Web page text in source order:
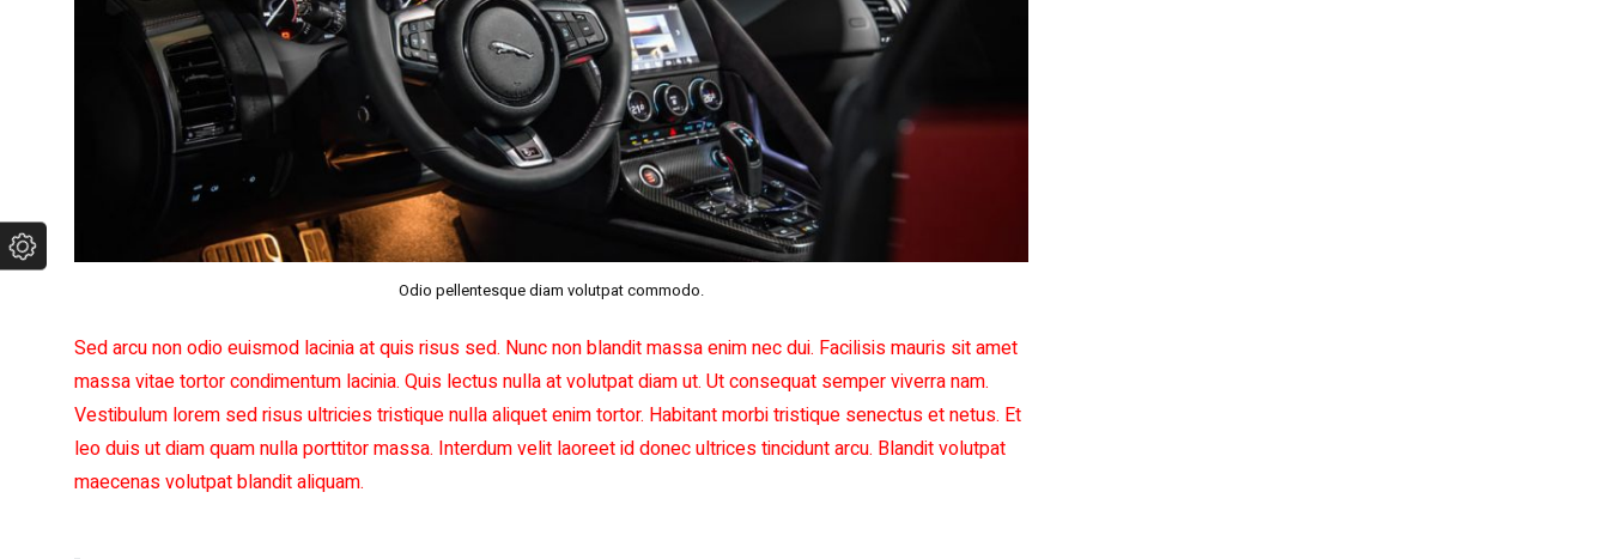
Odio pellentesque diam volutpat commodo.
Sed arcu non odio euismod lacinia at quis risus sed. Nunc non blandit massa enim nec dui. Facilisis mauris sit amet
massa vitae tortor condimentum lacinia. Quis lectus nulla at volutpat diam ut. Ut consequat semper viverra nam.
Vestibulum lorem sed risus ultricies tristique nulla aliquet enim tortor. Habitant morbi tristique senectus et netus. Et
leo duis ut diam quam nulla porttitor massa. Interdum velit laoreet id donec ultrices tincidunt arcu. Blandit volutpat
maecenas volutpat blandit aliquam.